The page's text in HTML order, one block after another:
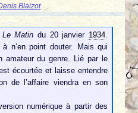
Blaizot
Le Matin du 20 janvier 1934.
n’en point douter. Mais qui
amateur du genre. Lié par le
écourtée et laisse entendre
de l’affaire viendra en son
numérique à partir des